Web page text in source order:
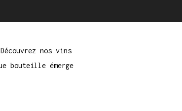
nos vins
bouteille émerge